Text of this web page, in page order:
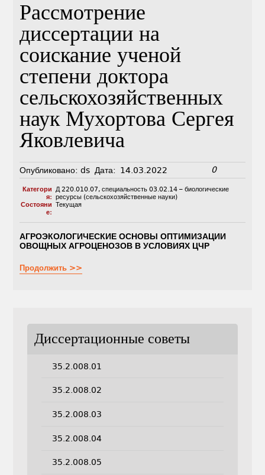
Рассмотрение
диссертации на
соискание ученой
степени доктора
сельскохозяйственных
наук Мухортова Сергея
Яковлевича
Опубликовано: ds Дата: 14.03.2022 0
Категори
я:
Д 220.010.07, специальность 03.02.14 – биологические
ресурсы (сельскохозяйственные науки)
Состояни
е:
Текущая
АГРОЭКОЛОГИЧЕСКИЕ ОСНОВЫ ОПТИМИЗАЦИИ
ОВОЩНЫХ АГРОЦЕНОЗОВ В УСЛОВИЯХ ЦЧР
Продолжить >>
Диссертационные советы
35.2.008.01
35.2.008.02
35.2.008.03
35.2.008.04
35.2.008.05